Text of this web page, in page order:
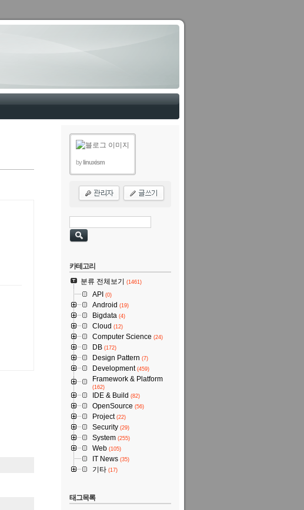
bylinuxism
카테고리
분류 전체보기
(1461)
API (0)
Android (19)
Bigdata (4)
Cloud (12)
Computer Science (24)
DB (172)
Design Pattern (7)
Development(459)
Framework & Platform
(162)
IDE & Build (82)
OpenSource (56)
Project(22)
Security (29)
System (255)
Web (105)
IT News (35)
기타 (17)
태그목록